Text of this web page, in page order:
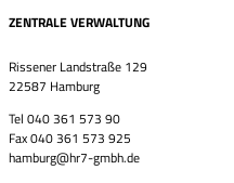
ZENTRALE VERWALTUNG
Rissener Landstraße 129
22587 Hamburg
Tel 040 361 573 90
Fax 040 361 573 925
hamburg@hr7-gmbh.de